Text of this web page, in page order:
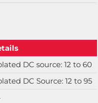
DC source: 12 to 60
DC Source: 12 to 95